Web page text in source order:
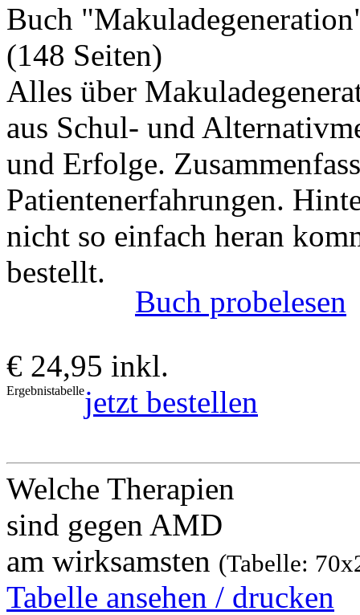
Buch
(148 Seiten)
Alles über
aus Schul- und
und Erfolge.
Patientenerfahrungen.
nicht so einfach heran
bestellt.
Buch probelesen
€ 24,95 inkl.
Ergebnistabellejetzt bestellen
Welche Therapien
sind gegen AMD
am wirksamsten (Tabelle:
Tabelle ansehen / drucken